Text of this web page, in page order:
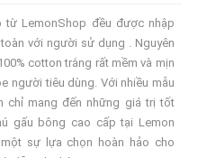
từ LemonShop đều được nhập
với người sử dụng . Nguyên
cotton trắng rất mềm và mịn
người tiêu dùng. Với nhiều mẫu
chỉ mang đến những giá trị tốt
gấu bông cao cấp tại Lemon
sự lựa chọn hoàn hảo cho